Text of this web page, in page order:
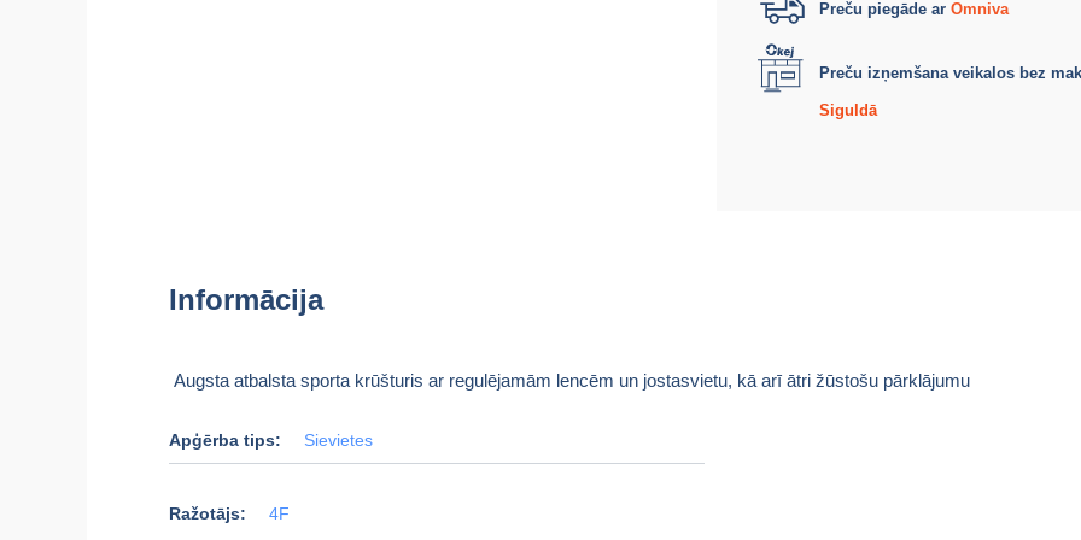
Preču piegāde ar Omniva
Preču izņemšana veikalos bez
Siguldā
Informācija
Augsta atbalsta sporta krūšturis ar regulējamām lencēm un jostasvietu, kā arī ātri žūstošu pārklājumu
Apģērba tips: Sievietes
Ražotājs: 4F